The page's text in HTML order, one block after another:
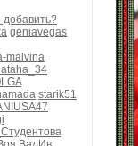
добавить?
geniavegas
malvina
starik51